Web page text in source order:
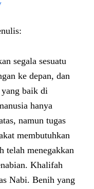
segala sesuatu
ke depan, dan
baik di
hanya
namun tugas
membutuhkan
telah menegakkan
Khalifah
Nabi. Benih yang